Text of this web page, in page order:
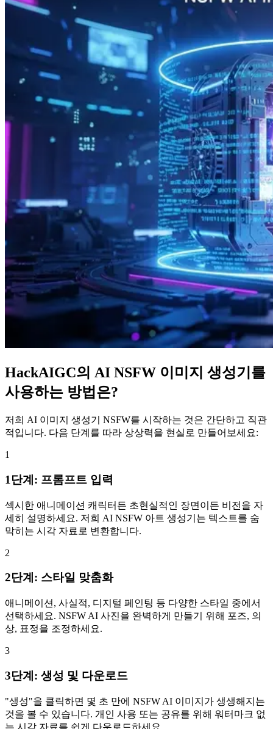
HackAIGC의 AI NSFW 이미지 생성기를
사용하는 방법은?
저희 AI 이미지 생성기 NSFW를 시작하는 것은 간단하고 직관
적입니다. 다음 단계를 따라 상상력을 현실로 만들어보세요:
1
1단계: 프롬프트 입력
섹시한 애니메이션 캐릭터든 초현실적인 장면이든 비전을 자
세히 설명하세요. 저희 AI NSFW 아트 생성기는 텍스트를 숨
막히는 시각 자료로 변환합니다.
2
2단계: 스타일 맞춤화
애니메이션, 사실적, 디지털 페인팅 등 다양한 스타일 중에서
선택하세요. NSFW AI 사진을 완벽하게 만들기 위해 포즈, 의
상, 표정을 조정하세요.
3
3단계: 생성 및 다운로드
"생성"을 클릭하면 몇 초 만에 NSFW AI 이미지가 생생해지는
것을 볼 수 있습니다. 개인 사용 또는 공유를 위해 워터마크 없
는 시각 자료를 쉽게 다운로드하세요.